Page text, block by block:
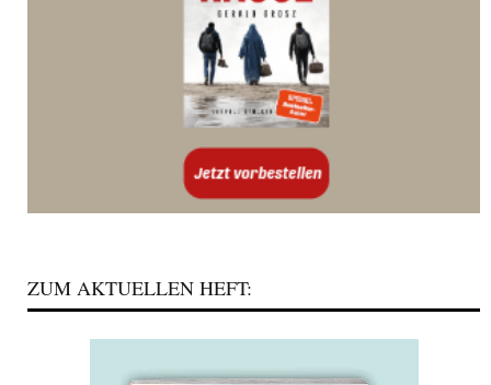
ZUM AKTUELLEN HEFT: